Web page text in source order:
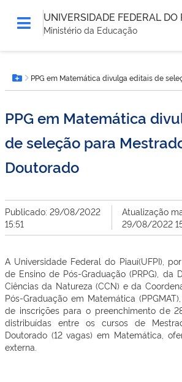
UNIVERSIDADE FEDERAL DO
Ministério da Educação
está
aqui:Botão Menu
PPG em Matemática divulga editais de
PPG em Matemática
de seleção para
Doutorado
Publicado: 29/08/2022
15:51
Atualização
29/08/2022
A Universidade Federal do Piauí(UFPI),
de Ensino de Pós-Graduação (PRPG), da
Ciências da Natureza (CCN) e da
Pós-Graduação em Matemática
de inscrições para o preenchimento de
distribuídas entre os cursos de
Doutorado (12 vagas) em Matemática,
externa.